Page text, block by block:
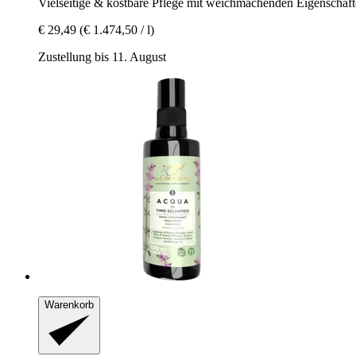
Vielseitige & kostbare Pflege mit weichmachenden
€ 29,49 (€ 1.474,50 / l)
Zustellung bis 11. August
Warenkorb